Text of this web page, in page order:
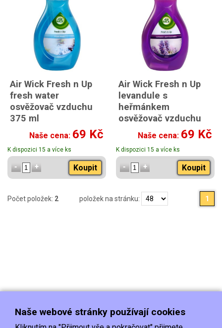
Air Wick Fresh n Up
fresh water
osvěžovač vzduchu
375 ml
Naše cena: 69 Kč
K dispozici 15 a více ks
Koupit
Air Wick Fresh n Up
levandule s
heřmánkem
osvěžovač vzduchu
375 ml
Naše cena: 69 Kč
K dispozici 15 a více ks
Koupit
Počet položek: 2 položek na stránku: 1
Naše webové stránky používají cookies